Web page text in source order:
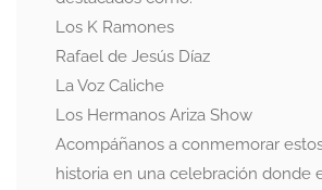
Los K Ramones
Rafael de Jesús Díaz
La Voz Caliche
Los Hermanos Ariza Show
Acompáñanos a conmemorar
historia en una celebración donde